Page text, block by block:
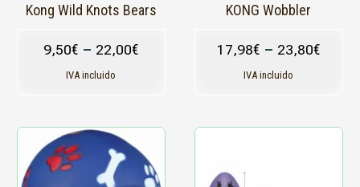
Kong Wild Knots Bears
9,50€ – 22,00€
IVA incluido
en
página
KONG Wobbler
17,98€ – 23,80€
IVA incluido
página
Este
múltiples